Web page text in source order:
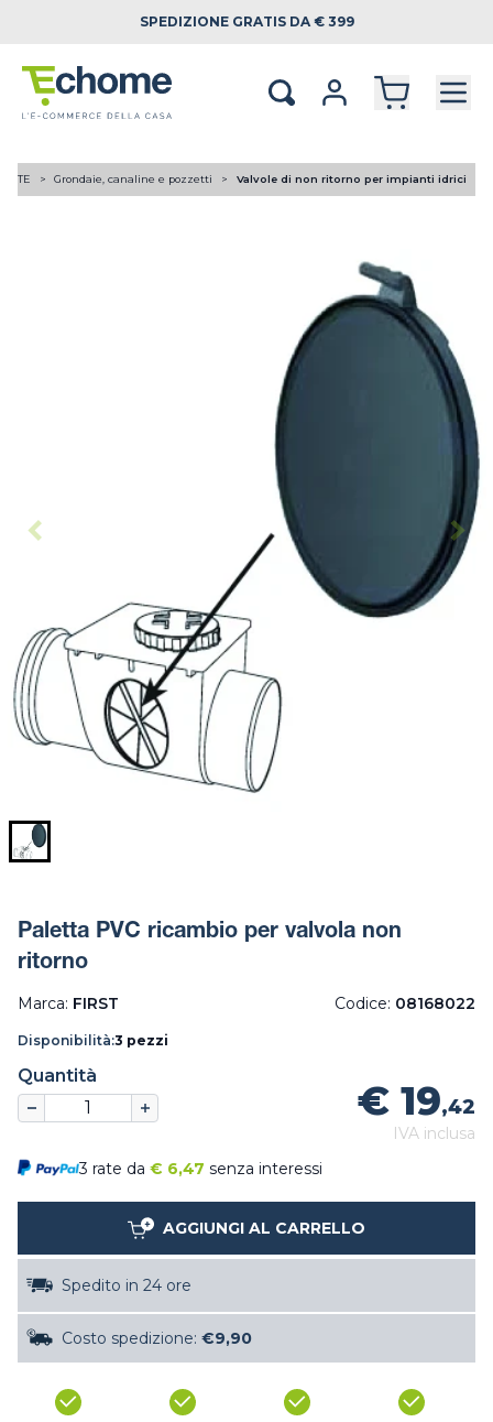
SPEDIZIONE GRATIS DA € 399
TE Grondaie, canaline e pozzetti Valvole di non ritorno per impianti idrici
Paletta PVC ricambio per valvola non
ritorno
Marca: FIRST Codice: 08168022
Disponibilità:3 pezzi
Quantità
€ 19,42
IVA inclusa
3 rate da € 6,47 senza interessi
AGGIUNGI AL CARRELLO
Spedito in 24 ore
Costo spedizione: €9,90